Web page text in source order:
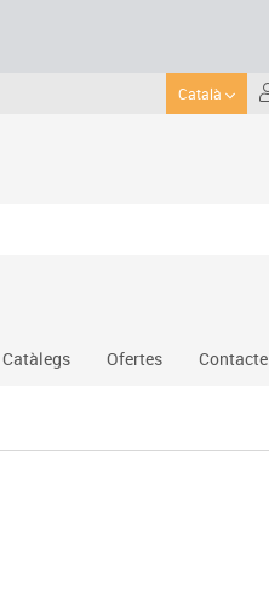
Català
Catàlegs Ofertes Contacte